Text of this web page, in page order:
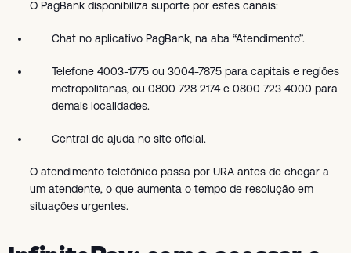
O PagBank disponibiliza suporte por estes canais:
Chat no aplicativo PagBank, na aba “Atendimento”.
Telefone 4003-1775 ou 3004-7875 para capitais e regiões
metropolitanas, ou 0800 728 2174 e 0800 723 4000 para
demais localidades.
Central de ajuda no site oficial.
O atendimento telefônico passa por URA antes de chegar a
um atendente, o que aumenta o tempo de resolução em
situações urgentes.